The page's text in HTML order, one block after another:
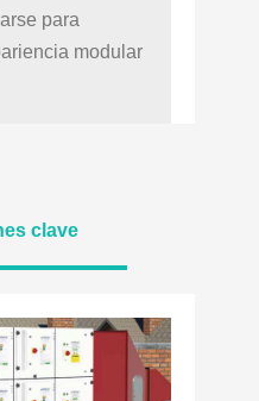
para
modular
clave